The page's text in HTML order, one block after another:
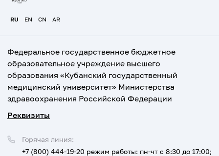
RU EN CN AR
Федеральное государственное бюджетное
образовательное учреждение высшего
образования «Кубанский государственный
медицинский университет» Министерства
здравоохранения Российской Федерации
Реквизиты
Горячая линия:
+7 (800) 444-19-20 режим работы: пн-чт с 8:30 до 17:00;